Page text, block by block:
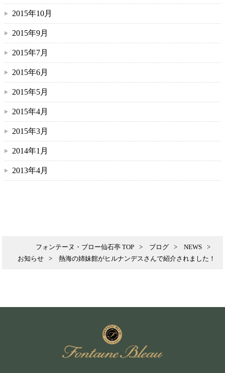
2015年10月
2015年9月
2015年7月
2015年6月
2015年5月
2015年4月
2015年3月
2014年1月
2013年4月
フォンテーヌ・ブロー仙石亭 TOP ブログ
NEWS
お知らせ
熱海の姉妹館がヒルナンデスさんで紹介されました！